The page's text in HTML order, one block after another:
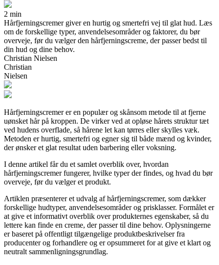
2 min
Hårfjerningscremer giver en hurtig og smertefri vej til glat hud. Læs
om de forskellige typer, anvendelsesområder og faktorer, du bør
overveje, før du vælger den hårfjerningscreme, der passer bedst til
din hud og dine behov.
Christian Nielsen
Christian
Nielsen
Hårfjerningscremer er en populær og skånsom metode til at fjerne
uønsket hår på kroppen. De virker ved at opløse hårets struktur tæt
ved hudens overflade, så hårene let kan tørres eller skylles væk.
Metoden er hurtig, smertefri og egner sig til både mænd og kvinder,
der ønsker et glat resultat uden barbering eller voksning.
I denne artikel får du et samlet overblik over, hvordan
hårfjerningscremer fungerer, hvilke typer der findes, og hvad du bør
overveje, før du vælger et produkt.
Artiklen præsenterer et udvalg af hårfjerningscremer, som dækker
forskellige hudtyper, anvendelsesområder og prisklasser. Formålet er
at give et informativt overblik over produkternes egenskaber, så du
lettere kan finde en creme, der passer til dine behov. Oplysningerne
er baseret på offentligt tilgængelige produktbeskrivelser fra
producenter og forhandlere og er opsummeret for at give et klart og
neutralt sammenligningsgrundlag.